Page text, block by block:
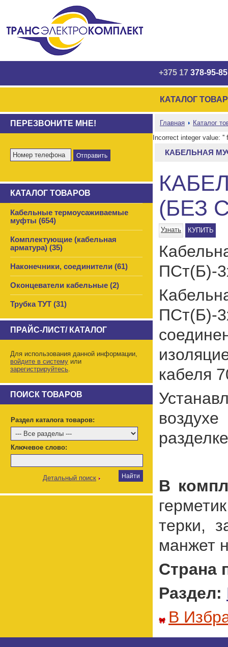
+375 17 378-95-85
КАТАЛОГ
ПЕРЕЗВОНИТЕ МНЕ!
КАТАЛОГ ТОВАРОВ
Кабельные термоусаживаемые
муфты (654)
Комплектующие (кабельная
арматура) (35)
Наконечники, соединители (61)
Оконцеватели кабельные (2)
Трубка ТУТ (31)
ПРАЙС-ЛИСТ/ КАТАЛОГ
Для использования данной информации,
войдите в систему или
зарегистрируйтесь.
ПОИСК ТОВАРОВ
Раздел каталога товаров:
Ключевое слово:
Детальный поиск
Главная
Каталог
Incorrect integer value:
КАБЕЛЬНАЯ
(БЕЗ
Узнать КУПИТЬ
ПСт(Б)-
ПСт(Б)-
кабеля
В
терки,
манжет
Страна
Раздел:
В